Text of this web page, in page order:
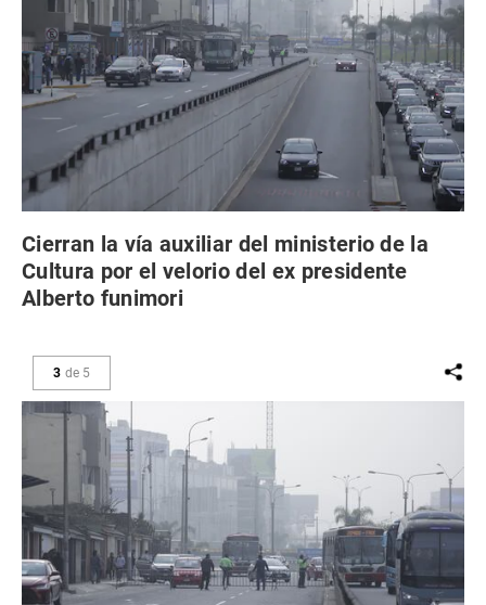
Cierran la vía auxiliar del ministerio de la
Cultura por el velorio del ex presidente
Alberto funimori
3 de 5